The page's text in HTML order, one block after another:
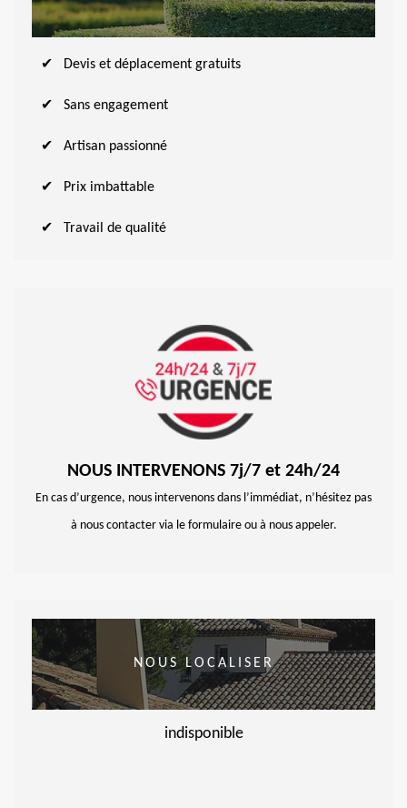
Devis et déplacement gratuits
Sans engagement
Artisan passionné
Prix imbattable
Travail de qualité
NOUS INTERVENONS 7j/7 et 24h/24
En cas d’urgence, nous intervenons dans l’immédiat, n’hésitez pas
à nous contacter via le formulaire ou à nous appeler.
NOUS LOCALISER
indisponible